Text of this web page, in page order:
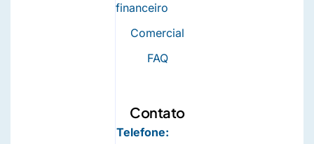
financeiro
Comercial
FAQ
Contato
Telefone: